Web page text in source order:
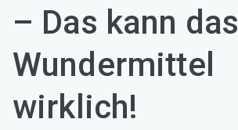
– Das kann das
Wundermittel
wirklich!